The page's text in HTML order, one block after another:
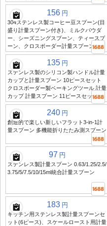
156 円
304ステンレス製コーヒー豆スプーン(目
盛り計量スプーン付き)、ミルクパウダ
ー、シーズニングスプーン、ティースプ
ーン、クロスボーダー計量スプーン付き
135 円
ステンレス製のシリコン製ハンドル計量
カップと計量スプーン 10ピースセット
クロスボーダー製ベーキングツール 計量
カップ 計量スプーン 11ピースセット
240 円
創造的で楽しい新しいフラット3-in-1計
量スプーン 多機能折りたたみ測スプーン
97 円
ステンレス製計量スプーン 0.63/1.25/2.5/
3.75/5/7.5/10/15ml統合計量スプーン
183 円
キッチン用ステンレス製計量スプーンセ
ット(6ピース)、スケールロースト用計量